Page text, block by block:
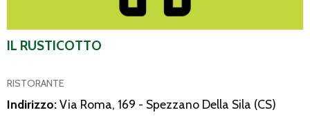
IL RUSTICOTTO
RISTORANTE
Indirizzo:Via Roma, 169 - Spezzano Della Sila (CS)